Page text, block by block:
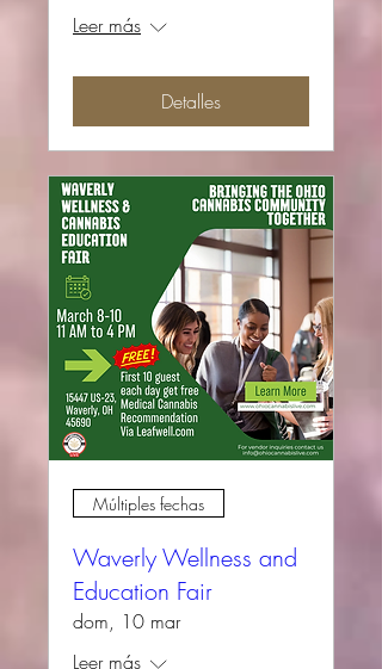
Leer más
Detalles
Múltiples fechas
Waverly Wellness and
Education Fair
dom, 10 mar
Leer más